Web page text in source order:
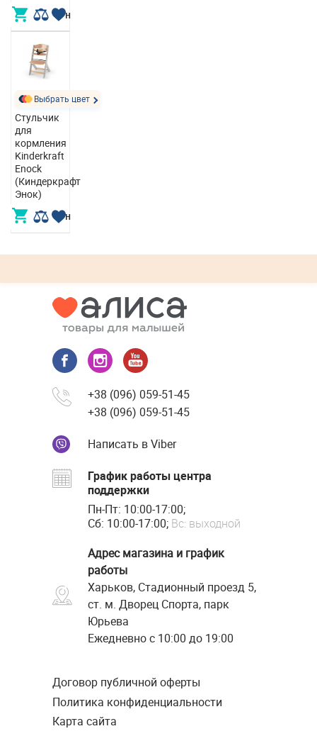
2 430,00 грн
Выбрать цвет
Стульчик
для
кормления
Kinderkraft
Enock
(Киндеркрафт
Энок)
4 390,00 грн
+38 (096) 059-51-45
+38 (096) 059-51-45
Написать в Viber
График работы центра
поддержки
Пн-Пт: 10:00-17:00;
Сб: 10:00-17:00; Вс: выходной
Адрес магазина и график
работы
Харьков, Стадионный проезд 5,
ст. м. Дворец Спорта, парк
Юрьева
Ежедневно с 10:00 до 19:00
Договор публичной оферты
Политика конфиденциальности
Карта сайта